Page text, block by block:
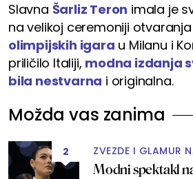
Slavna Šarliz Teron imala je
na velikoj ceremoniji otvaranja
olimpijskih igara u Milanu i
priličilo Italiji, modna izdanja
bila nestvarna i originalna.
Možda vas zanima
2 ZVEZDE I GLAMUR
Modni spektakl